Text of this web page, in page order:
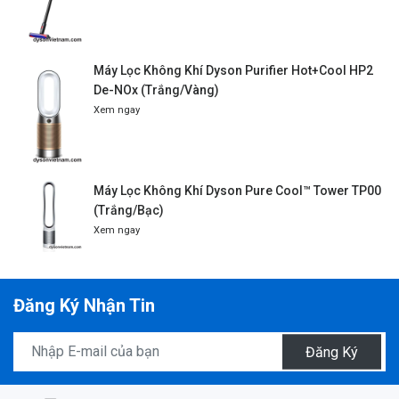
Máy Lọc Không Khí Dyson Purifier Hot+Cool HP2
De-NOx (Trắng/Vàng)
Xem ngay
Máy Lọc Không Khí Dyson Pure Cool™ Tower TP00
(Trắng/Bạc)
Xem ngay
Đăng Ký Nhận Tin
Đăng Ký